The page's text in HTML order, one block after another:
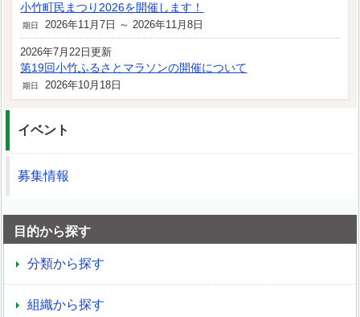
小竹町民まつり2026を開催します！
期日 2026年11月7日 ～ 2026年11月8日
2026年7月22日更新
第19回小竹ふるさとマラソンの開催について
期日 2026年10月18日
イベント
募集情報
目的から探す
分類から探す
組織から探す